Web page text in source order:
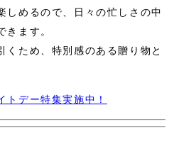
しめるので、日々の忙しさの中
きます。
くため、特別感のある贈り物と
トデー特集実施中！